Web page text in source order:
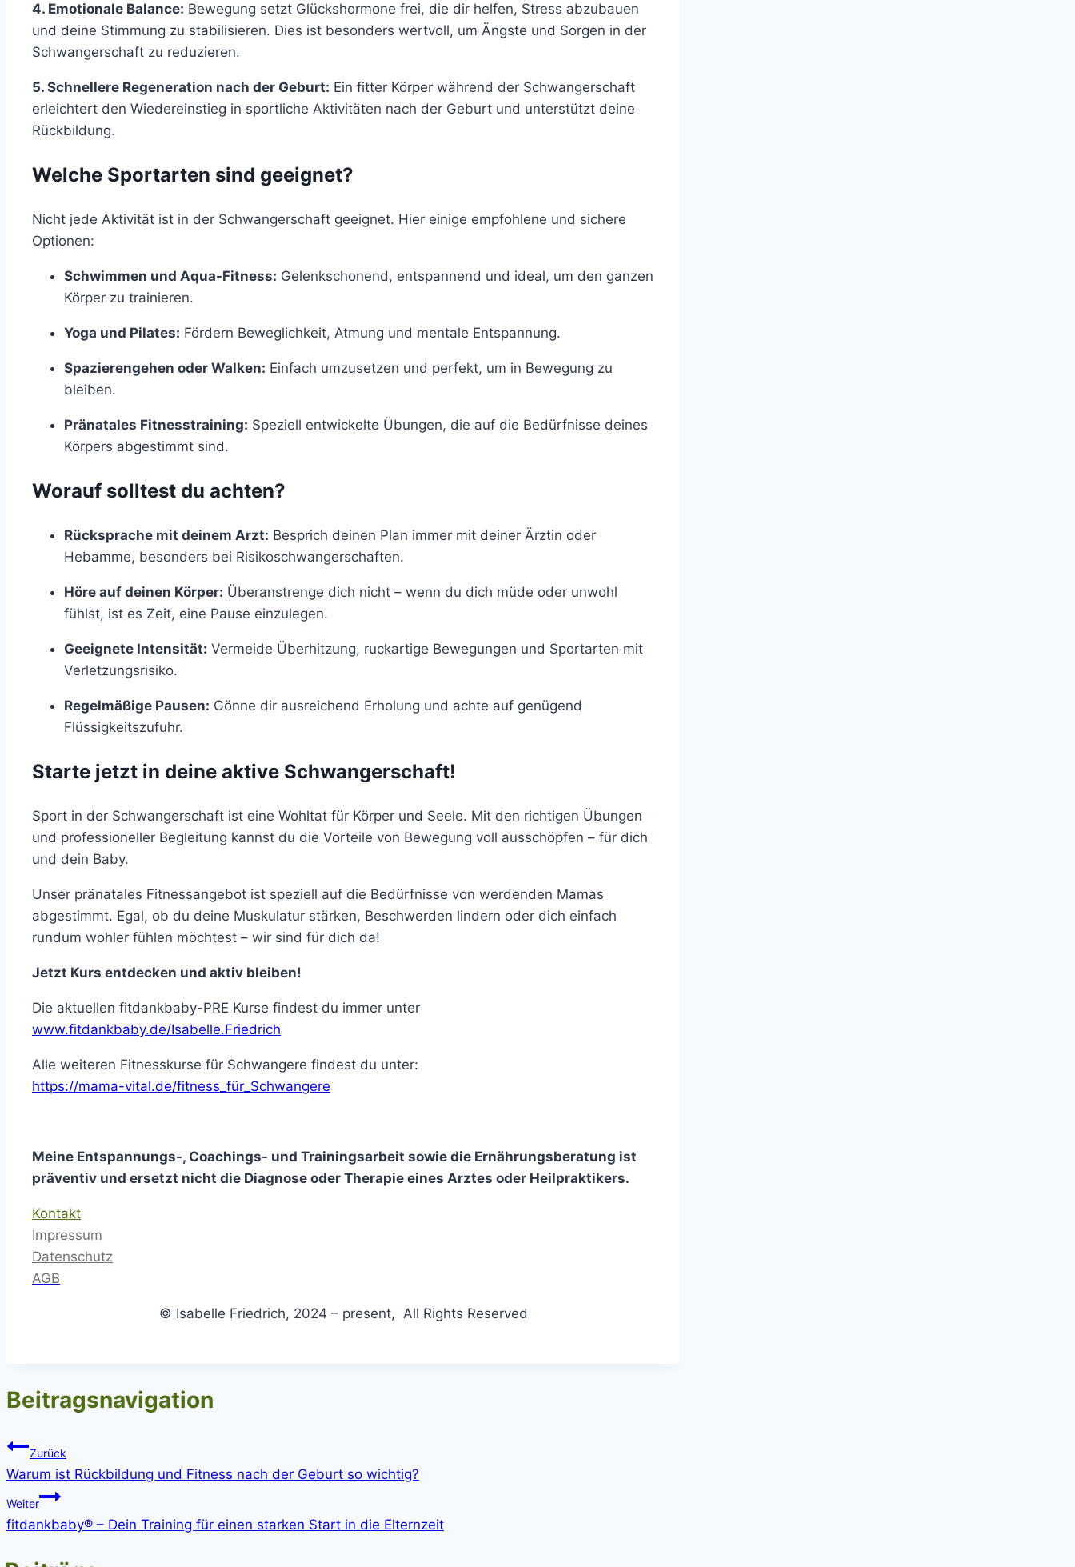
4. Emotionale Balance: Bewegung setzt Glückshormone frei, die dir helfen, Stress abzubauen
und deine Stimmung zu stabilisieren. Dies ist besonders wertvoll, um Ängste und Sorgen in der
Schwangerschaft zu reduzieren.
5. Schnellere Regeneration nach der Geburt: Ein fitter Körper während der Schwangerschaft
erleichtert den Wiedereinstieg in sportliche Aktivitäten nach der Geburt und unterstützt deine
Rückbildung.
Welche Sportarten sind geeignet?
Nicht jede Aktivität ist in der Schwangerschaft geeignet. Hier einige empfohlene und sichere
Optionen:
Schwimmen und Aqua-Fitness: Gelenkschonend, entspannend und ideal, um den ganzen
Körper zu trainieren.
Yoga und Pilates: Fördern Beweglichkeit, Atmung und mentale Entspannung.
Spazierengehen oder Walken: Einfach umzusetzen und perfekt, um in Bewegung zu
bleiben.
Pränatales Fitnesstraining: Speziell entwickelte Übungen, die auf die Bedürfnisse deines
Körpers abgestimmt sind.
Worauf solltest du achten?
Rücksprache mit deinem Arzt: Besprich deinen Plan immer mit deiner Ärztin oder
Hebamme, besonders bei Risikoschwangerschaften.
Höre auf deinen Körper: Überanstrenge dich nicht – wenn du dich müde oder unwohl
fühlst, ist es Zeit, eine Pause einzulegen.
Geeignete Intensität: Vermeide Überhitzung, ruckartige Bewegungen und Sportarten mit
Verletzungsrisiko.
Regelmäßige Pausen: Gönne dir ausreichend Erholung und achte auf genügend
Flüssigkeitszufuhr.
Starte jetzt in deine aktive Schwangerschaft!
Sport in der Schwangerschaft ist eine Wohltat für Körper und Seele. Mit den richtigen Übungen
und professioneller Begleitung kannst du die Vorteile von Bewegung voll ausschöpfen – für dich
und dein Baby.
Unser pränatales Fitnessangebot ist speziell auf die Bedürfnisse von werdenden Mamas
abgestimmt. Egal, ob du deine Muskulatur stärken, Beschwerden lindern oder dich einfach
rundum wohler fühlen möchtest – wir sind für dich da!
Jetzt Kurs entdecken und aktiv bleiben!
Die aktuellen fitdankbaby-PRE Kurse findest du immer unter
www.fitdankbaby.de/Isabelle.Friedrich
Alle weiteren Fitnesskurse für Schwangere findest du unter:
https://mama-vital.de/fitness_für_Schwangere
Meine Entspannungs-, Coachings- und Trainingsarbeit sowie die Ernährungsberatung ist
präventiv und ersetzt nicht die Diagnose oder Therapie eines Arztes oder Heilpraktikers.
Kontakt
Impressum
Datenschutz
AGB
© Isabelle Friedrich, 2024 – present, All Rights Reserved
Beitragsnavigation
Zurück
Warum ist Rückbildung und Fitness nach der Geburt so wichtig?
Weiter
fitdankbaby® – Dein Training für einen starken Start in die Elternzeit